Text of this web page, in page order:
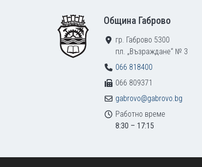
Община Габрово
гр. Габрово 5300
пл. „Възраждане“ № 3
066 818400
066 809371
gabrovo@gabrovo.bg
Работно време
8:30 – 17:15